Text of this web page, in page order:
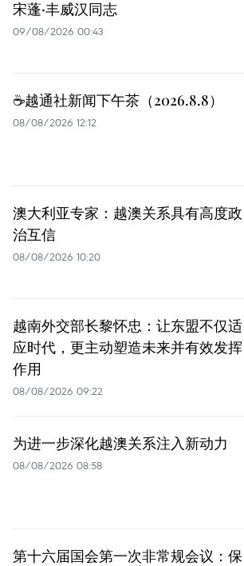
宋蓬·丰威汉同志
09/08/2026 00:43
☕️越通社新闻下午茶（2026.8.8）
08/08/2026 12:12
澳大利亚专家：越澳关系具有高度政
治互信
08/08/2026 10:20
越南外交部长黎怀忠：让东盟不仅适
应时代，更主动塑造未来并有效发挥
作用
08/08/2026 09:22
为进一步深化越澳关系注入新动力
08/08/2026 08:58
第十六届国会第一次非常规会议：保